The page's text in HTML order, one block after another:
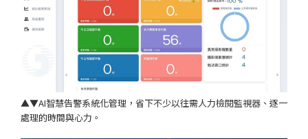
▲▼AI智慧告警系統化管理，省下不少以往需人力檢閱監視器、逐一
處理的時間與心力。